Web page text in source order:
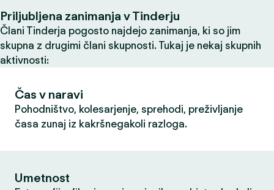
Priljubljena zanimanja v Tinderju
Člani Tinderja pogosto najdejo zanimanja, ki so jim
skupna z drugimi člani skupnosti. Tukaj je nekaj skupnih
aktivnosti:
Čas v naravi
Pohodništvo, kolesarjenje, sprehodi, preživljanje
časa zunaj iz kakršnegakoli razloga.
Umetnost